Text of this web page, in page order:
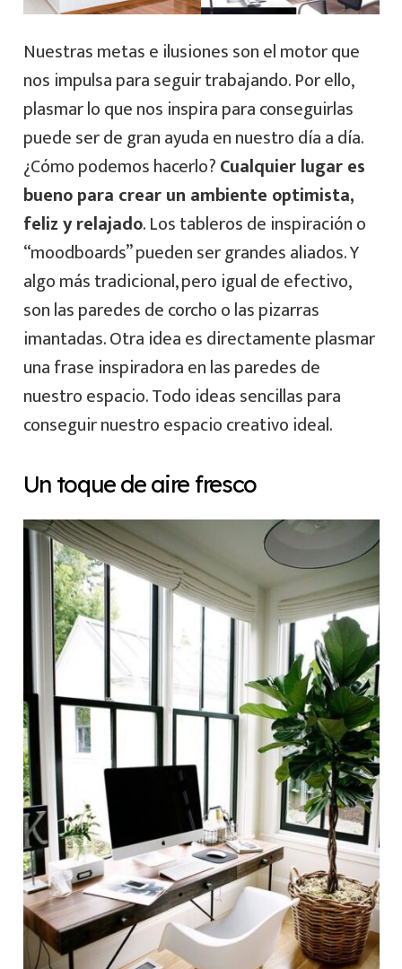
Nuestras metas e ilusiones son el motor que
nos impulsa para seguir trabajando. Por ello,
plasmar lo que nos inspira para conseguirlas
puede ser de gran ayuda en nuestro día a día.
¿Cómo podemos hacerlo?Cualquier lugar es
bueno para crear un ambiente optimista,
feliz y relajado. Los tableros de inspiración o
“moodboards” pueden ser grandes aliados. Y
algo más tradicional, pero igual de efectivo,
son las paredes de corcho o las pizarras
imantadas. Otra idea es directamente plasmar
una frase inspiradora en las paredes de
nuestro espacio. Todo ideas sencillas para
conseguir nuestro espacio creativo ideal.
Un toque de aire fresco